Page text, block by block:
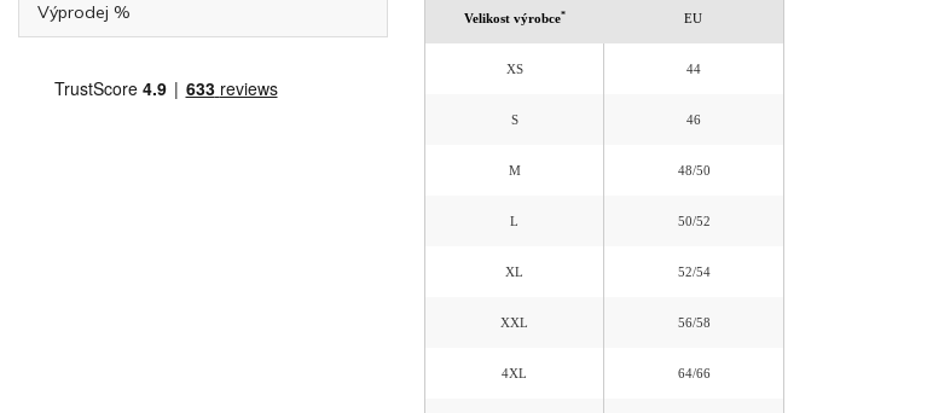
Výprodej % Velikost výrobce* EU
XS 44
S 46
M 48/50
L 50/52
XL 52/54
XXL 56/58
4XL 64/66